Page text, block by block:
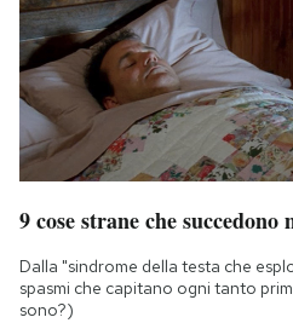
9 cose strane che
Dalla "sindrome della testa che
spasmi che capitano ogni tanto
sono?)